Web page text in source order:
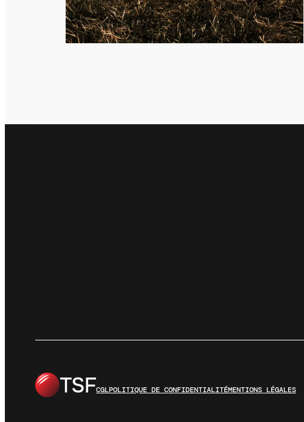
CGLPOLITIQUE DE CONFIDENTIALITÉMENTIONS LÉGALES